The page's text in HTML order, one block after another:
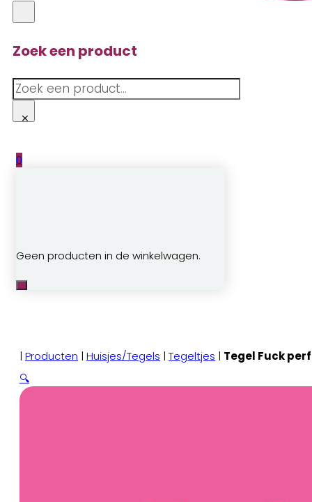
Zoek een product
Zoeken
×
0
Geen producten in de winkelwagen.
| Producten | Huisjes/Tegels | Tegeltjes | Tegel Fuck
🔍